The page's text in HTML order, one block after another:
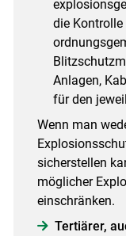
die
Anlagen,
für den
Wenn man
sicherstellen
möglicher
einschränken.
Tertiärer,